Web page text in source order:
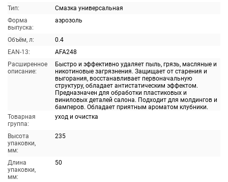
Тип:
Смазка универсальная
Форма
выпуска:
аэрозоль
Объём, л:
0.4
EAN-13:
AFA248
Расширенное
описание:
Быстро и эффективно удаляет пыль, грязь, масляные и
никотиновые загрязнения. Защищает от старения и
выгорания, восстанавливает первоначальную
структуру, обладает антистатическим эффектом.
Предназначен для обработки пластиковых и
виниловых деталей салона. Подходит для молдингов и
бамперов. Обладает приятным ароматом клубники.
Товарная
группа:
уход и очистка
Высота
упаковки,
мм:
235
Длина
упаковки,
мм:
50